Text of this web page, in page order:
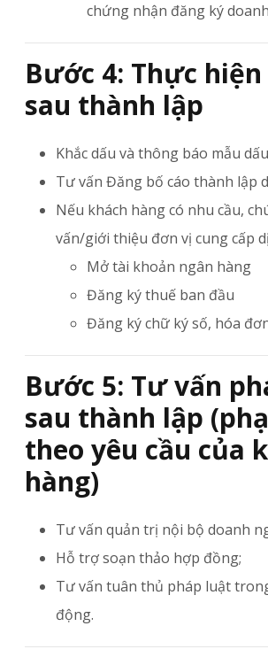
chứng nhận đăng ký
Bước 4: Thực
sau thành lập
Khắc dấu và thông báo mẫu dấu
Tư vấn Đăng bố cáo thành lập
Nếu khách hàng có nhu cầu,
vấn/giới thiệu đơn vị cung cấp
Mở tài khoản ngân hàng
Đăng ký thuế ban đầu
Đăng ký chữ ký số, hóa
Bước 5: Tư vấn
sau thành lập
theo yêu cầu của
hàng)
Tư vấn quản trị nội bộ doanh
Hỗ trợ soạn thảo hợp đồng;
Tư vấn tuân thủ pháp luật
động.